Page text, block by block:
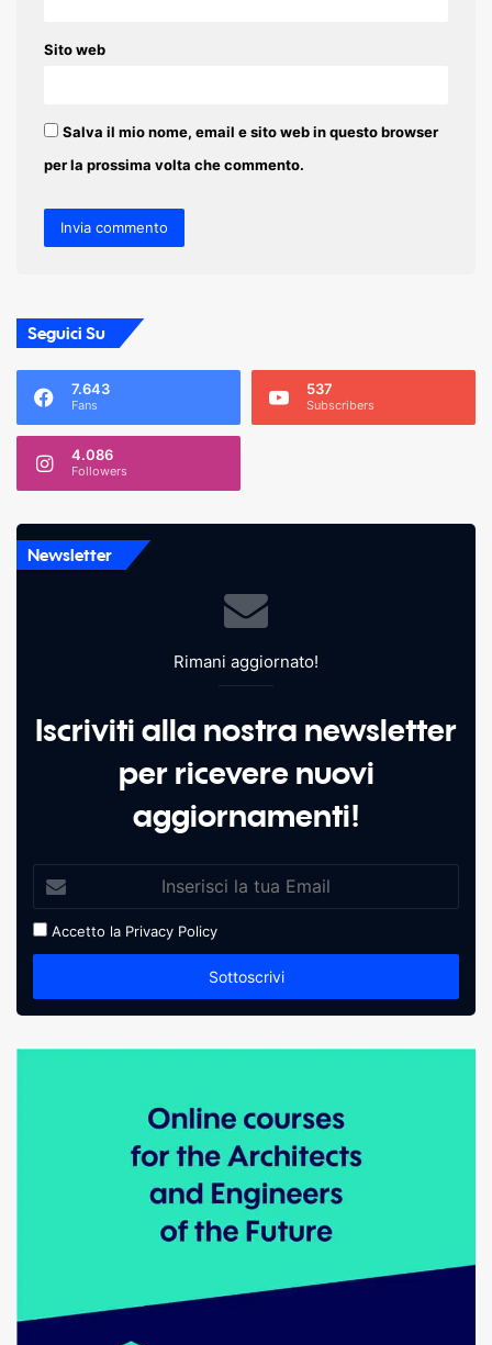
Sito web
Salva il mio nome, email e sito web in questo browser
per la prossima volta che commento.
Seguici Su
7.643
Fans
537
Subscribers
4.086
Followers
Newsletter
Rimani aggiornato!
Iscriviti alla nostra newsletter
per ricevere nuovi
aggiornamenti!
Accetto la Privacy Policy